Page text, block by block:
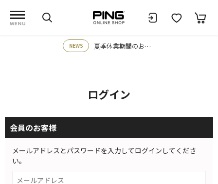
NEWS 夏季休業期間のお知らせ
ログイン
会員のお客様
メールアドレスとパスワードを入力してログインしてくださ
い。